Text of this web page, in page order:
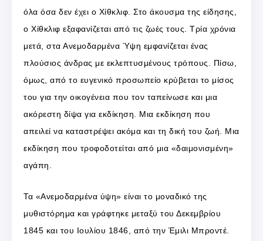
όλα όσα δεν έχει ο Χίθκλιφ. Στο άκουσμα της είδησης,
ο Χίθκλιφ εξαφανίζεται από τις ζωές τους. Τρία χρόνια
μετά, στα Ανεμοδαρμένα Ύψη εμφανίζεται ένας
πλούσιος άνδρας με εκλεπτυσμένους τρόπους. Πίσω,
όμως, από το ευγενικό προσωπείο κρύβεται το μίσος
του για την οικογένεια που τον ταπείνωσε και μια
ακόρεστη δίψα για εκδίκηση. Μια εκδίκηση που
απειλεί να καταστρέψει ακόμα και τη δική του ζωή. Μια
εκδίκηση που τροφοδοτείται από μια «δαιμονισμένη»
αγάπη.
Τα «Ανεμοδαρμένα ύψη» είναι το μοναδικό της
μυθιστόρημα και γράφτηκε μεταξύ του Δεκεμβρίου
1845 και του Ιουλίου 1846, από την Έμιλι Μπροντέ.